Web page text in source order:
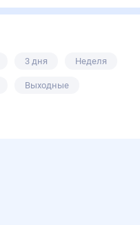
3 дня Неделя
Выходные